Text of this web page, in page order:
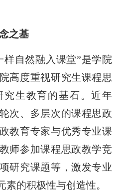
之基
样自然融入课堂”是学院
高度重视研究生课程思
生教育的基石。近年
次、多层次的课程思政
教育专家与优秀专业课
师参加课程思政教学竞
研究课题等，激发专业
的积极性与创造性。